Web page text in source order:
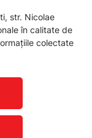
str. Nicolae
în calitate de
colectate